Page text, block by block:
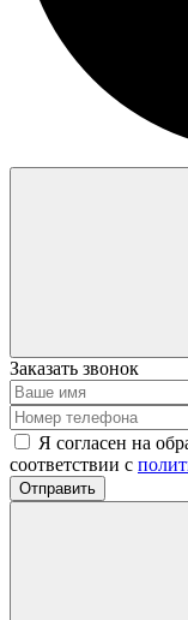
Заказать звонок
Я согласен на
соответствии с
Отправить